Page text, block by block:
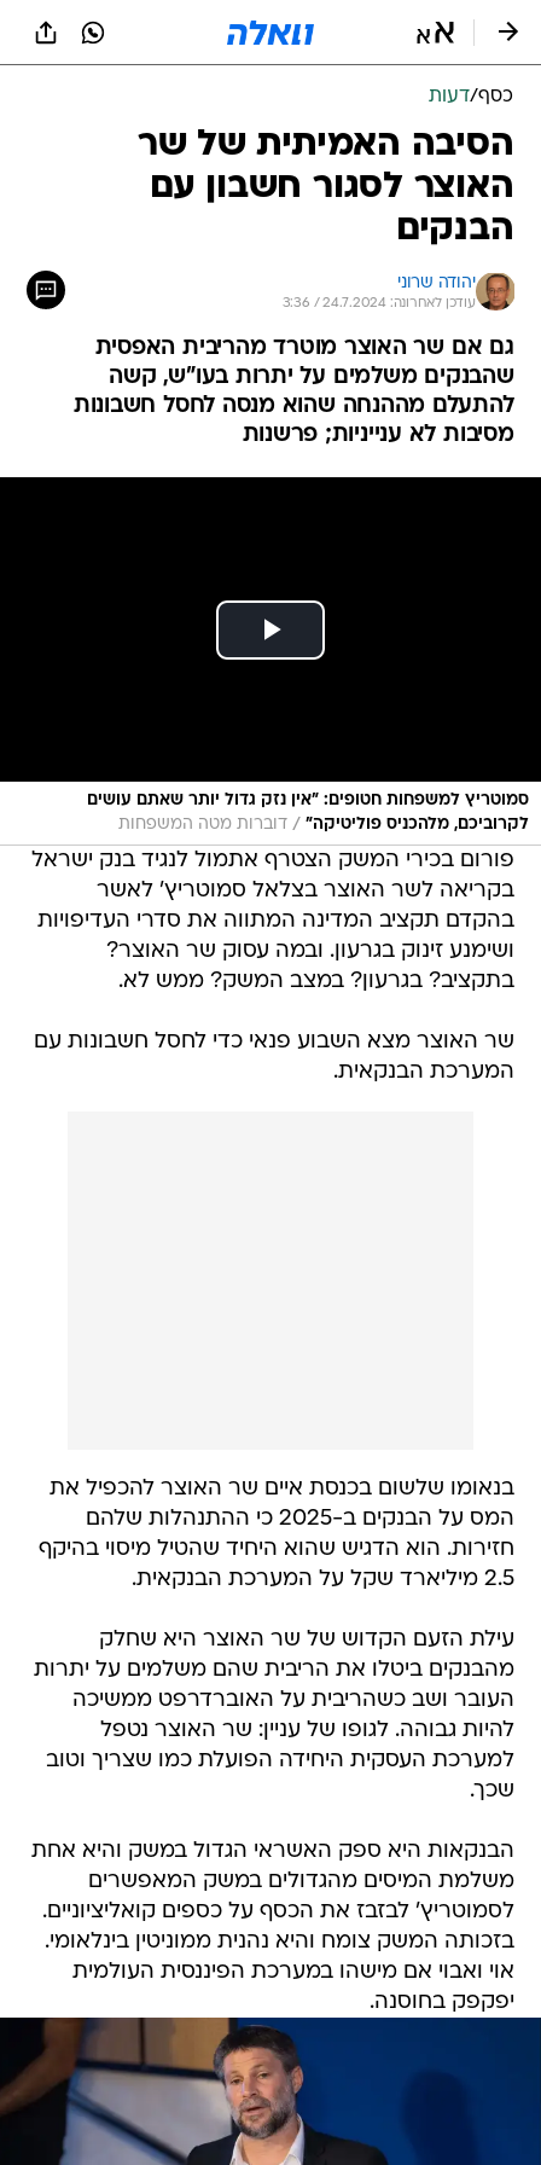
כסף/דעות
הסיבה האמיתית של שר
האוצר לסגור חשבון עם
הבנקים
יהודה שרוני
עודכן לאחרונה: 24.7.2024 / 3:36
גם אם שר האוצר מוטרד מהריבית האפסית
שהבנקים משלמים על יתרות בעו"ש, קשה
להתעלם מההנחה שהוא מנסה לחסל חשבונות
מסיבות לא ענייניות; פרשנות
סמוטריץ למשפחות חטופים: ״אין נזק גדול יותר שאתם עושים
לקרוביכם, מלהכניס פוליטיקה״ / דוברות מטה המשפחות
פורום בכירי המשק הצטרף אתמול לנגיד בנק ישראל
בקריאה לשר האוצר בצלאל סמוטריץ' לאשר
בהקדם תקציב המדינה המתווה את סדרי העדיפויות
ושימנע זינוק בגרעון. ובמה עסוק שר האוצר?
בתקציב? בגרעון? במצב המשק? ממש לא.
שר האוצר מצא השבוע פנאי כדי לחסל חשבונות עם
המערכת הבנקאית.
בנאומו שלשום בכנסת איים שר האוצר להכפיל את
המס על הבנקים ב-2025 כי ההתנהלות שלהם
חזירות. הוא הדגיש שהוא היחיד שהטיל מיסוי בהיקף
2.5 מיליארד שקל על המערכת הבנקאית.
עילת הזעם הקדוש של שר האוצר היא שחלק
מהבנקים ביטלו את הריבית שהם משלמים על יתרות
העובר ושב כשהריבית על האוברדרפט ממשיכה
להיות גבוהה. לגופו של עניין: שר האוצר נטפל
למערכת העסקית היחידה הפועלת כמו שצריך וטוב
שכך.
הבנקאות היא ספק האשראי הגדול במשק והיא אחת
משלמת המיסים מהגדולים במשק המאפשרים
לסמוטריץ' לבזבז את הכסף על כספים קואליציוניים.
בזכותה המשק צומח והיא נהנית ממוניטין בינלאומי.
אוי ואבוי אם מישהו במערכת הפיננסית העולמית
יפקפק בחוסנה.